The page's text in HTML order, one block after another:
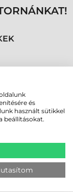
és
használt sütikkel
beállításokat.